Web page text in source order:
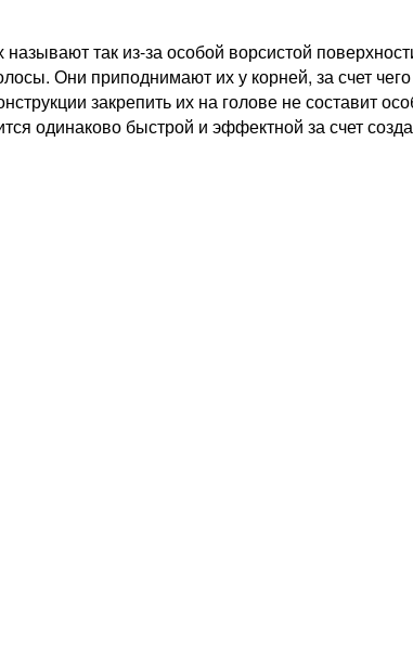
так из-за особой ворсистой
Они приподнимают их у корней, за счет чего
закрепить их на голове не составит
одинаково быстрой и эффектной за счет